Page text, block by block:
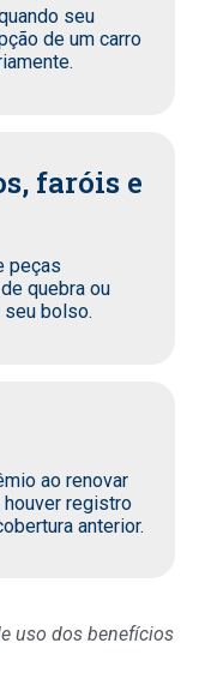
seu
de um carro
faróis e
peças
quebra ou
bolso.
ao renovar
registro
anterior.
uso dos benefícios